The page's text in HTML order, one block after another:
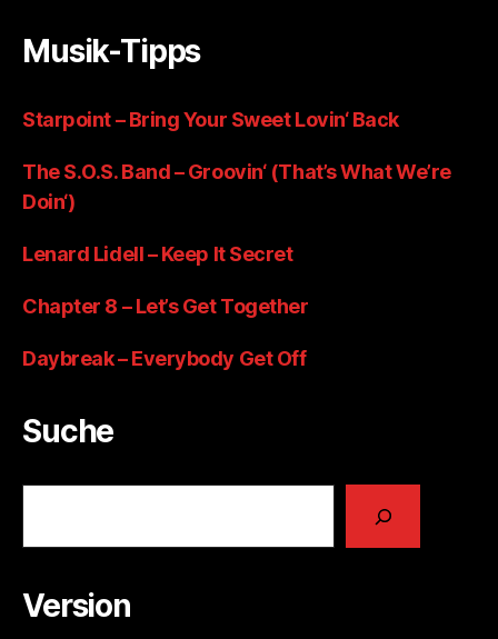
Musik-Tipps
Starpoint – Bring Your Sweet Lovin‘ Back
The S.O.S. Band – Groovin‘ (That’s What We’re
Doin‘)
Lenard Lidell – Keep It Secret
Chapter 8 – Let’s Get Together
Daybreak – Everybody Get Off
Suche
Version